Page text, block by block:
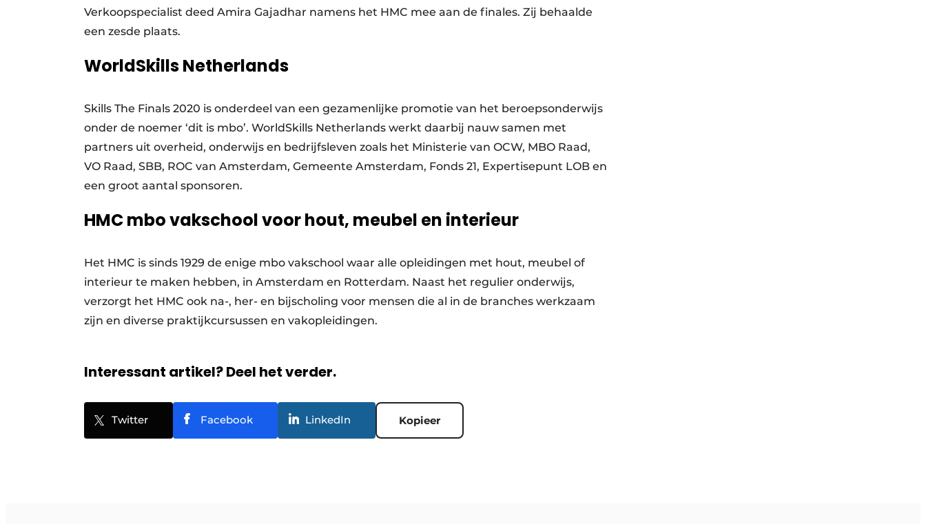
Verkoopspecialist deed Amira Gajadhar namens het HMC mee aan de finales. Zij behaalde
een zesde plaats.
WorldSkills Netherlands
Skills The Finals 2020 is onderdeel van een gezamenlijke promotie van het beroepsonderwijs
onder de noemer ‘dit is mbo’. WorldSkills Netherlands werkt daarbij nauw samen met
partners uit overheid, onderwijs en bedrijfsleven zoals het Ministerie van OCW, MBO Raad,
VO Raad, SBB, ROC van Amsterdam, Gemeente Amsterdam, Fonds 21, Expertisepunt LOB en
een groot aantal sponsoren.
HMC mbo vakschool voor hout, meubel en interieur
Het HMC is sinds 1929 de enige mbo vakschool waar alle opleidingen met hout, meubel of
interieur te maken hebben, in Amsterdam en Rotterdam. Naast het regulier onderwijs,
verzorgt het HMC ook na-, her- en bijscholing voor mensen die al in de branches werkzaam
zijn en diverse praktijkcursussen en vakopleidingen.
Interessant artikel? Deel het verder.
Twitter Facebook LinkedIn Kopieer